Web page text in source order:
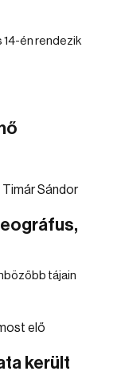
én rendezik
tájain
került